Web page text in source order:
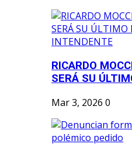
RICARDO
SERÁ SU
Mar 3, 2026 0